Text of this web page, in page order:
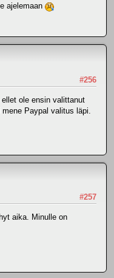
ajelemaan
#256
ole ensin valittanut
Paypal valitus läpi.
#257
aika. Minulle on